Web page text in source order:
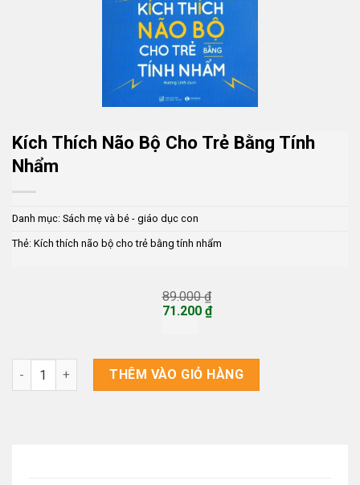
Kích Thích Não Bộ Cho Trẻ Bằng Tính
Nhẩm
Danh mục: Sách mẹ và bé - giáo dục con
Thẻ: Kích thích não bộ cho trẻ bằng tính nhẩm
89.000₫
Giá
71.200 ₫
là:
71.200 ₫.
Kích thích não bộ cho trẻ bằng tính nhẩm số lượng
THÊM VÀO GIỎ HÀNG